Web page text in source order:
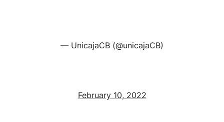
— UnicajaCB (@unicajaCB)
February 10, 2022